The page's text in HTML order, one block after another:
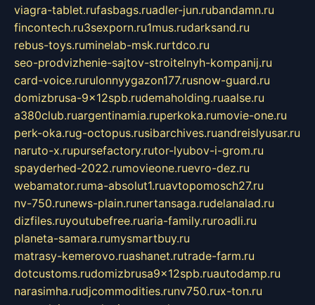
viagra-tablet.rufasbags.ruadler-jun.rubandamn.ru
fincontech.ru3sexporn.ru1mus.rudarksand.ru
rebus-toys.ruminelab-msk.rurtdco.ru
seo-prodvizhenie-sajtov-stroitelnyh-kompanij.ru
card-voice.rurulonnyygazon177.rusnow-guard.ru
domizbrusa-9x12spb.rudemaholding.ruaalse.ru
a380club.ruargentinamia.ruperkoka.rumovie-one.ru
perk-oka.rug-octopus.rusibarchives.ruandreislyusar.ru
naruto-x.rupursefactory.rutor-lyubov-i-grom.ru
spayderhed-2022.rumovieone.ruevro-dez.ru
webamator.ruma-absolut1.ruavtopomosch27.ru
nv-750.runews-plain.runertansaga.rudelanalad.ru
dizfiles.ruyoutubefree.ruaria-family.ruroadli.ru
planeta-samara.rumysmartbuy.ru
matrasy-kemerovo.ruashanet.rutrade-farm.ru
dotcustoms.rudomizbrusa9x12spb.ruautodamp.ru
narasimha.rudjcommodities.runv750.rux-ton.ru